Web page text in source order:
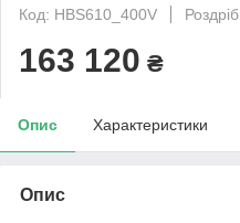
Код: HBS610_400V
Роздріб
163 120 ₴
Опис Характеристики
Опис